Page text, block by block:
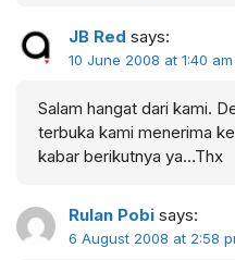
JB Red says:
10 June 2008 at 1:40 am
Salam hangat dari kami.
terbuka kami menerima
kabar berikutnya ya…Thx
Rulan Pobi says:
6 August 2008 at 2:58